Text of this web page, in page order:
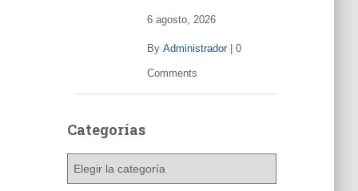
6 agosto, 2026
By Administrador| 0
Comments
Categorías